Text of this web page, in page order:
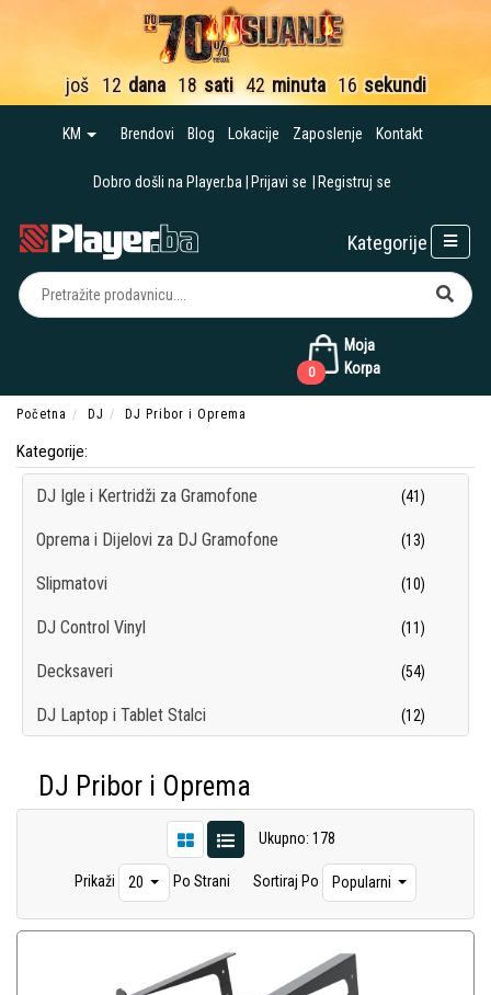
još 12 dana 18 sati 42 minuta 15 sekundi
KM Brendovi Blog Lokacije Zaposlenje Kontakt
Dobro došli na Player.ba Prijavi se Registruj se
Moja
Korpa
0
Kategorije
Početna DJ DJ Pribor i Oprema
Kategorije:
DJ Igle i Kertridži za Gramofone (41)
Oprema i Dijelovi za DJ Gramofone (13)
Slipmatovi (10)
DJ Control Vinyl (11)
Decksaveri (54)
DJ Laptop i Tablet Stalci (12)
DJ Pribor i Oprema
Ukupno: 178
Prikaži 20 Po Strani Sortiraj Po Popularni